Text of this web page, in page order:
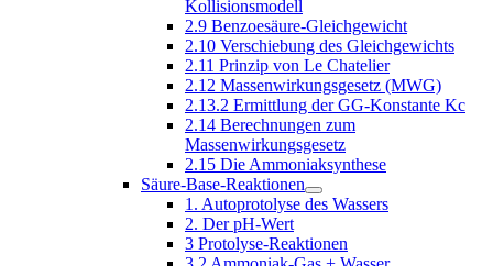
Kollisionsmodell
2.9 Benzoesäure-Gleichgewicht
2.10 Verschiebung des Gleichgewichts
2.11 Prinzip von Le Chatelier
2.12 Massenwirkungsgesetz (MWG)
2.13.2 Ermittlung der GG-Konstante Kc
2.14 Berechnungen zum
Massenwirkungsgesetz
2.15 Die Ammoniaksynthese
Säure-Base-Reaktionen
1. Autoprotolyse des Wassers
2. Der pH-Wert
3 Protolyse-Reaktionen